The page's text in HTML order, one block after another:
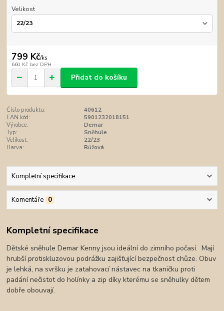
Velikost
799 Kč/ks
660 Kč bez DPH
Přidat do košíku
Číslo produktu:
40612
EAN kód:
5901232018151
Výrobce:
Demar
Typ:
Sněhule
Velikost:
22/23
Barva:
Růžová
Kompletní specifikace
Komentáře 0
Kompletní specifikace
Dětské sněhule Demar Kenny jsou ideální do zimního počasí. Mají
hrubší protiskluzovou podrážku zajišťující bezpečnost chůze. Obuv
je lehká, na svršku je zatahovací nástavec na tkaničku proti
padání nečistot do holínky a zip díky kterému se sněhulky dětem
dobře obouvají.